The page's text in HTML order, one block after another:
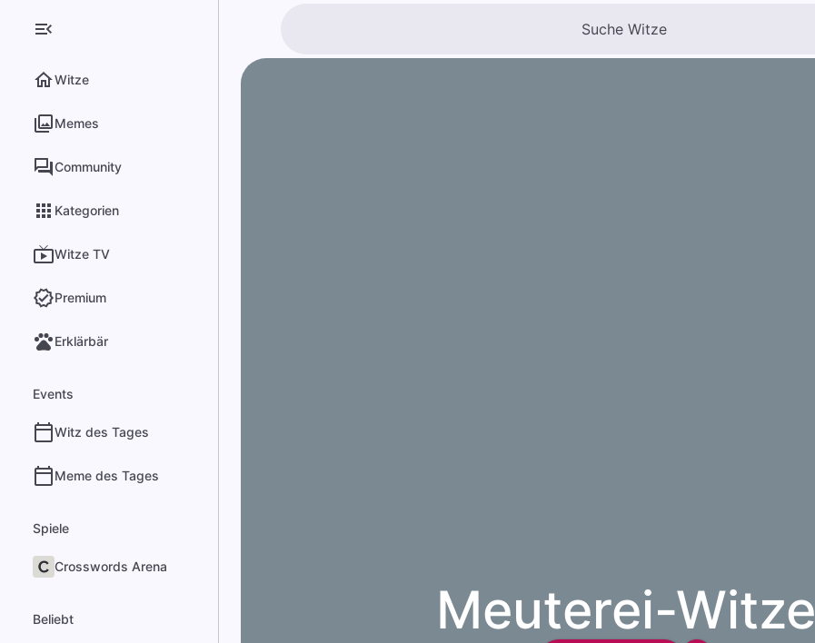
Witze
Memes
Community
Kategorien
Witze TV
Premium
Erklärbär
Events
Witz des Tages
Meme des Tages
Spiele
Crosswords Arena
Beliebt Meuterei-Witze